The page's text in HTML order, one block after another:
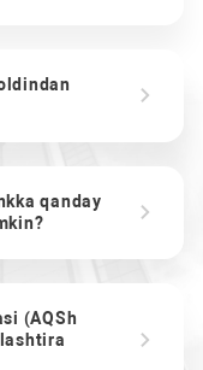
qanday
(AQSh